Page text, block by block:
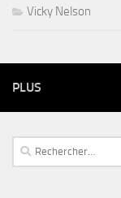
Vicky Nelson
PLUS
Rechercher :